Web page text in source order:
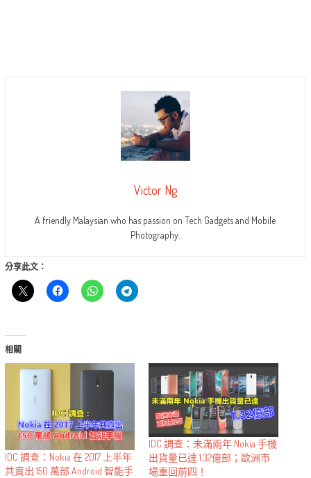
Victor Ng
A friendly Malaysian who has passion on Tech Gadgets and Mobile
Photography.
分享此文：
相關
IDC 調查：Nokia 在 2017 上半年
共賣出 150 萬部 Android 智能手
IDC 調查：未滿兩年 Nokia 手機
出貨量已達 1.32億部；歐洲市
場重回前四！